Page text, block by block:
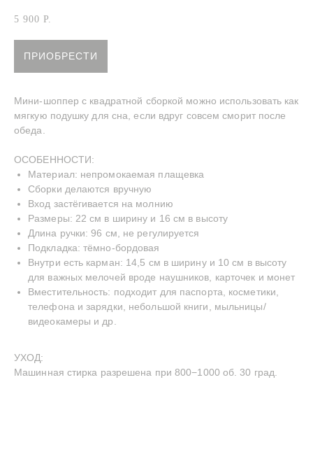
5 900 Р.
ПРИОБРЕСТИ
Мини-шоппер с квадратной сборкой можно использовать как
мягкую подушку для сна, если вдруг совсем сморит после
обеда.
ОСОБЕННОСТИ:
Материал: непромокаемая плащевка
Сборки делаются вручную
Вход застёгивается на молнию
Размеры: 22 см в ширину и 16 см в высоту
Длина ручки: 96 см, не регулируется
Подкладка: тёмно-бордовая
Внутри есть карман: 14,5 см в ширину и 10 см в высоту
для важных мелочей вроде наушников, карточек и монет
Вместительность: подходит для паспорта, косметики,
телефона и зарядки, небольшой книги, мыльницы/
видеокамеры и др.
УХОД:
Машинная стирка разрешена при 800−1000 об. 30 град.
INSTAGRAM
СПРОЕКТИРОВАНО
NON-OBJECTIVE
© BECENTAUREA — СДЕЛАНО С ЛЮБОВЬЮ
TELEGRAM YOUTUBE